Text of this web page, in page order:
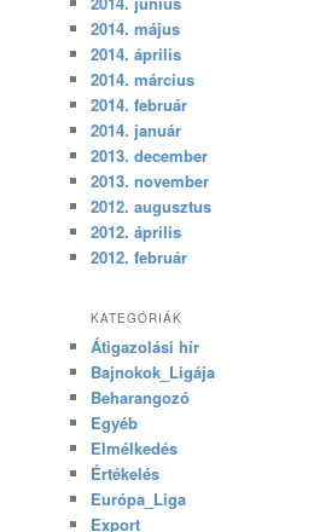
2014. május
2014. április
2014. március
2014. február
2014. január
2013. december
2013. november
2012. augusztus
2012. április
2012. február
KATEGÓRIÁK
Átigazolási hír
Bajnokok_Ligája
Beharangozó
Egyéb
Elmélkedés
Értékelés
Európa_Liga
Export